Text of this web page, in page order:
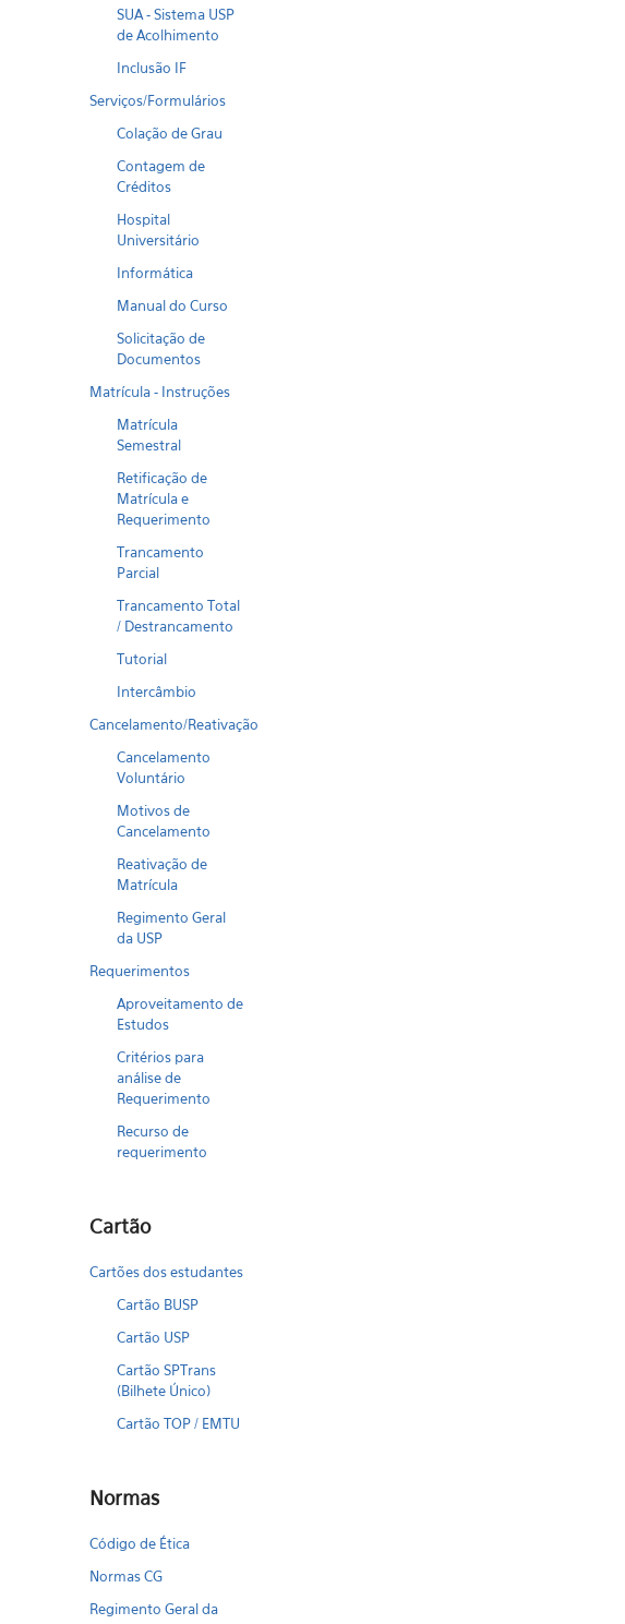
SUA - Sistema USP
de Acolhimento
Inclusão IF
Serviços/Formulários
Colação de Grau
Contagem de
Créditos
Hospital
Universitário
Informática
Manual do Curso
Solicitação de
Documentos
Matrícula - Instruções
Matrícula
Semestral
Retificação de
Matrícula e
Requerimento
Trancamento
Parcial
Trancamento Total
/ Destrancamento
Tutorial
Intercâmbio
Cancelamento/Reativação
Cancelamento
Voluntário
Motivos de
Cancelamento
Reativação de
Matrícula
Regimento Geral
da USP
Requerimentos
Aproveitamento de
Estudos
Critérios para
análise de
Requerimento
Recurso de
requerimento
Cartão
Cartões dos estudantes
Cartão BUSP
Cartão USP
Cartão SPTrans
(Bilhete Único)
Cartão TOP / EMTU
Normas
Código de Ética
Normas CG
Regimento Geral da